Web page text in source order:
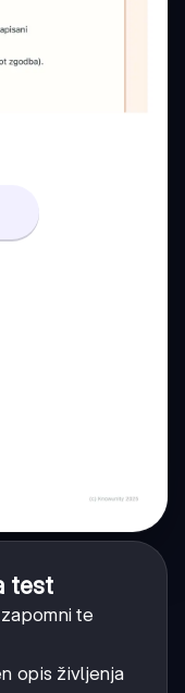
test
te
opis življenja